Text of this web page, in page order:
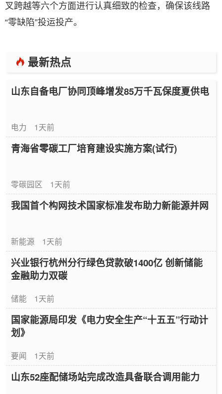
叉跨越等六个方面进行认真细致的检查，确保该线路
“零缺陷”投运投产。
最新热点
山东自备电厂协同顶峰增发85万千瓦保度夏供电
电力 1天前
青海省零碳工厂培育建设实施方案(试行)
零碳园区 1天前
我国首个构网技术国家标准发布助力新能源并网
新能源 1天前
兴业银行杭州分行绿色贷款破1400亿 创新储能
金融助力双碳
储能 1天前
国家能源局印发《电力安全生产“十五五”行动计
划》
要闻 1天前
山东52座配储场站完成改造具备联合调用能力